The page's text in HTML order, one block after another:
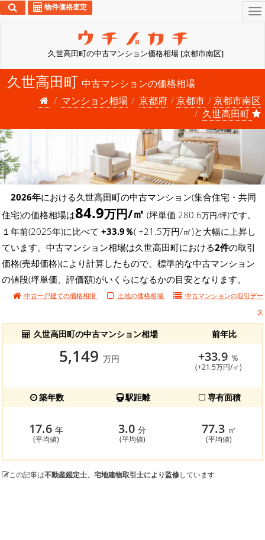
久世高田町の中古マンション価格相場 [京都市南区]
物件価格査定
久世高田町 中古マンションの価格相場
マンション相場
京都府 京都市
京都市南区
久世高田町
2026年における久世高田町の中古マンション(集合住宅・共同
住宅)の価格相場は84.9万円/㎡ (坪単価 280.6万円/坪)です。
１年前(2025年)に比べて +33.9％( +21.5万円/㎡)と大幅に上昇し
ています。中古マンション相場は久世高田町における2件の取引
価格(売却価格)により計算したもので、標準的な中古マンション
の値段(坪単価、評価額)がいくらになるかの目安となります。
中古一戸建ての価格相場 土地の価格相場 中古マンションの取引デー
タ
久世高田町の中古マンション相場 前年比
5,149 万円 +33.9 ％
(+21.5万円/㎡)
築年数 駅距離 専有面積
17.6 年
(平均値)
3.0分
(平均値)
77.3 ㎡
(平均値)
この記事は不動産鑑定士、宅地建物取引士により監修しています